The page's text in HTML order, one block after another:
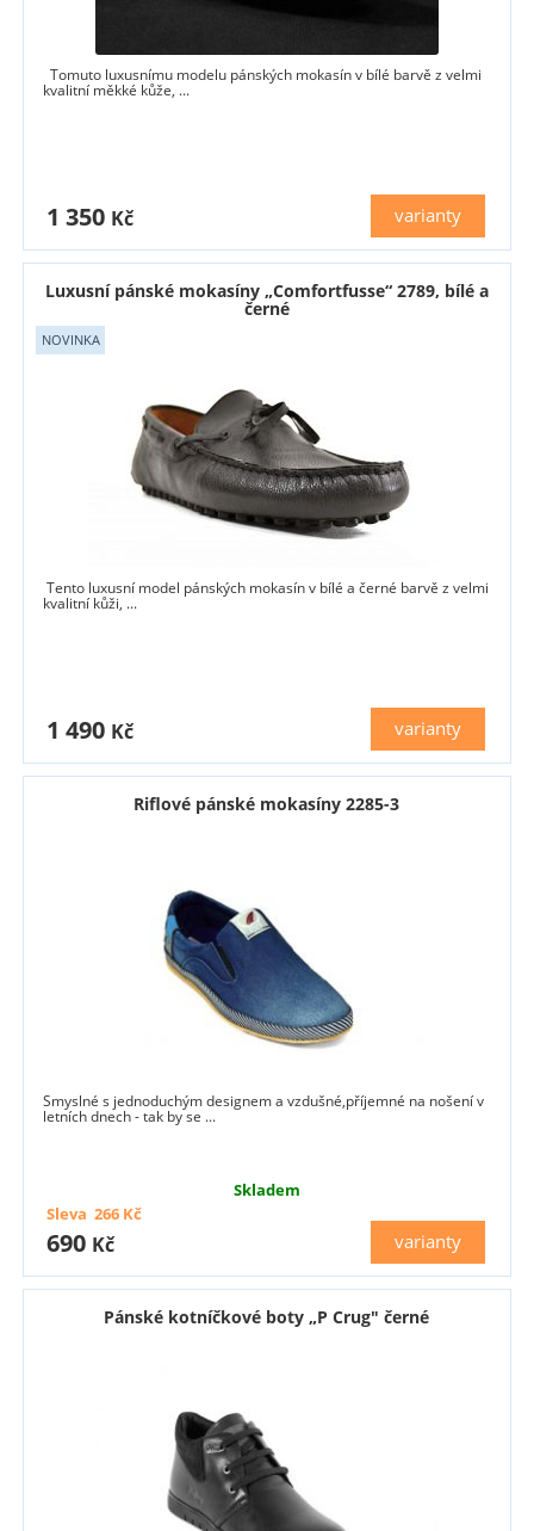
Tomuto luxusnímu modelu pánských mokasín v bílé barvě z velmi
kvalitní měkké kůže, ...
varianty
1 350 Kč
Luxusní pánské mokasíny „Comfortfusse“ 2789, bílé a
černé
Tento luxusní model pánských mokasín v bílé a černé barvě z velmi
kvalitní kůži, ...
varianty
1 490 Kč
Riflové pánské mokasíny 2285-3
Smyslné s jednoduchým designem a vzdušné,příjemné na nošení v
letních dnech - tak by se ...
Skladem
varianty
690 Kč
Sleva 266 Kč
Pánské kotníčkové boty „P Crug" černé